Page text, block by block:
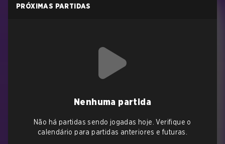
PRÓXIMAS PARTIDAS
Nenhuma partida
Não há partidas sendo jogadas hoje. Verifique o
calendário para partidas anteriores e futuras.